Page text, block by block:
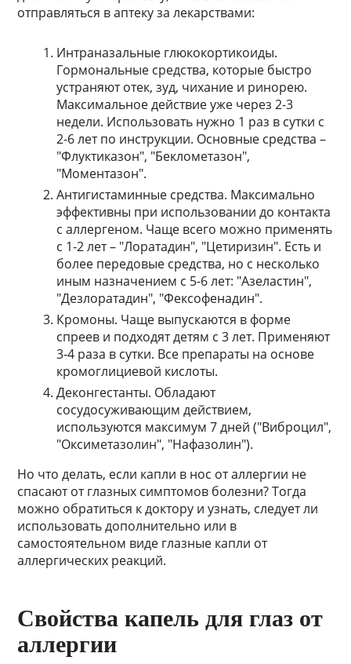
отправляться в аптеку за лекарствами:
Интраназальные глюкокортикоиды.
Гормональные средства, которые быстро
устраняют отек, зуд, чихание и ринорею.
Максимальное действие уже через 2-3
недели. Использовать нужно 1 раз в сутки с
2-6 лет по инструкции. Основные средства –
"Флуктиказон", "Беклометазон",
"Моментазон".
Антигистаминные средства. Максимально
эффективны при использовании до контакта
с аллергеном. Чаще всего можно применять
с 1-2 лет – "Лоратадин", "Цетиризин". Есть и
более передовые средства, но с несколько
иным назначением с 5-6 лет: "Азеластин",
"Дезлоратадин", "Фексофенадин".
Кромоны. Чаще выпускаются в форме
спреев и подходят детям с 3 лет. Применяют
3-4 раза в сутки. Все препараты на основе
кромоглициевой кислоты.
Деконгестанты. Обладают
сосудосуживающим действием,
используются максимум 7 дней ("Виброцил",
"Оксиметазолин", "Нафазолин").
Но что делать, если капли в нос от аллергии не
спасают от глазных симптомов болезни? Тогда
можно обратиться к доктору и узнать, следует ли
использовать дополнительно или в
самостоятельном виде глазные капли от
аллергических реакций.
Свойства капель для глаз от
аллергии